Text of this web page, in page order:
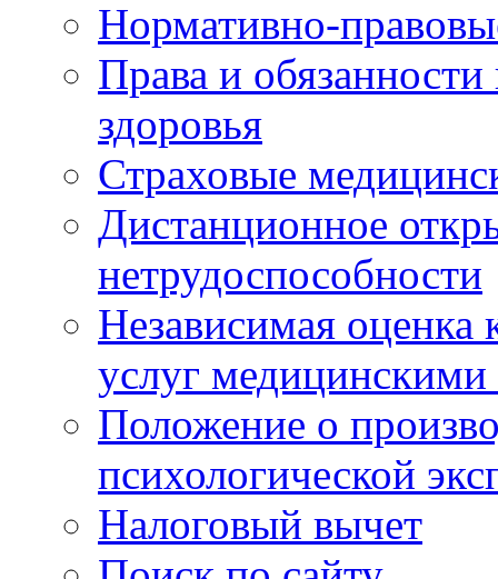
Нормативно-
Права и
здоровья
Страховые
Дистанционное
нетрудоспособности
Независимая оценка
услуг
Положение о
психологической
Налоговый вычет